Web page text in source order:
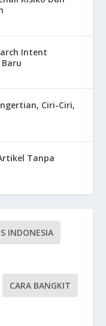
Intent
Ciri-Ciri,
Tanpa
INDONESIA
CARA BANGKIT